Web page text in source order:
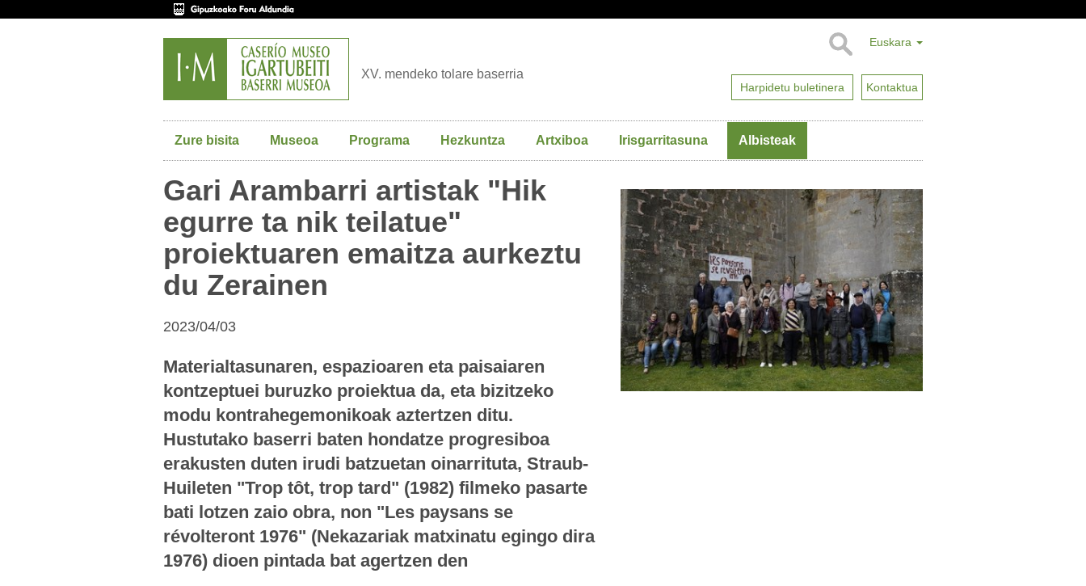
Euskara
Harpidetu buletinera Kontaktua
XV. mendeko tolare baserria
Zure bisita Museoa Programa Hezkuntza Artxiboa Irisgarritasuna Albisteak
Gari Arambarri artistak "Hik
egurre ta nik teilatue"
proiektuaren emaitza aurkeztu
du Zerainen
2023/04/03
Materialtasunaren, espazioaren eta paisaiaren
kontzeptuei buruzko proiektua da, eta bizitzeko
modu kontrahegemonikoak aztertzen ditu.
Hustutako baserri baten hondatze progresiboa
erakusten duten irudi batzuetan oinarrituta, Straub-
Huileten "Trop tôt, trop tard" (1982) filmeko pasarte
bati lotzen zaio obra, non "Les paysans se
révolteront 1976" (Nekazariak matxinatu egingo dira
1976) dioen pintada bat agertzen den